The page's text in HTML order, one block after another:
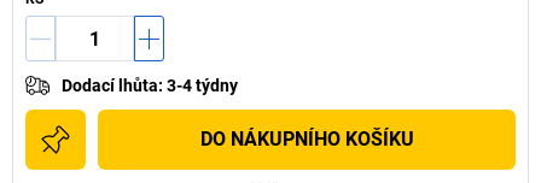
Dodací lhůta: 3-4 týdny
DO NÁKUPNÍHO KOŠÍKU